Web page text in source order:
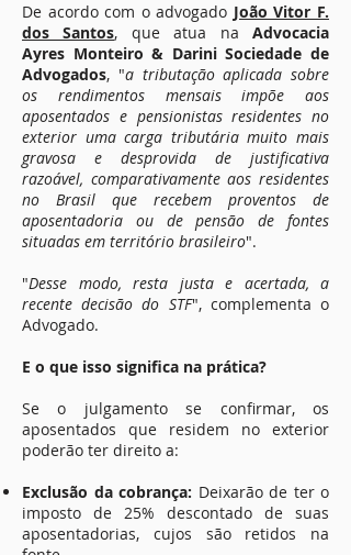
De acordo com o advogado João Vitor F.
dos Santos, que atua naAdvocacia
Ayres Monteiro & Darini Sociedade de
Advogados, "a tributação aplicada sobre
os rendimentos mensais impõe aos
aposentados e pensionistas residentes no
exterior uma carga tributária muito mais
gravosa e desprovida de justificativa
razoável, comparativamente aos residentes
no Brasil que recebem proventos de
aposentadoria ou de pensão de fontes
situadas em território brasileiro".
"Desse modo, resta justa e acertada, a
recente decisão do STF", complementa o
Advogado.
E o que isso significa na prática?
Se o julgamento se confirmar, os
aposentados que residem no exterior
poderão ter direito a:
Exclusão da cobrança: Deixarão de ter o
imposto de 25% descontado de suas
aposentadorias, cujos são retidos na